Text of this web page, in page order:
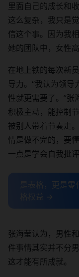
里面自己的成长和
这么复杂，我只是
信这个事。因为我
她的团队中，女性
在地上铁的每次新
导力。“我认为领导
性就更需要了。”张
积极主动，能控制
被别人带着节奏走
情是做不完的，要
一点是学会自我批评
是表格，更是
格权益 →
张海莹认为，男性
件事情其实并不分
这才能有所成就。